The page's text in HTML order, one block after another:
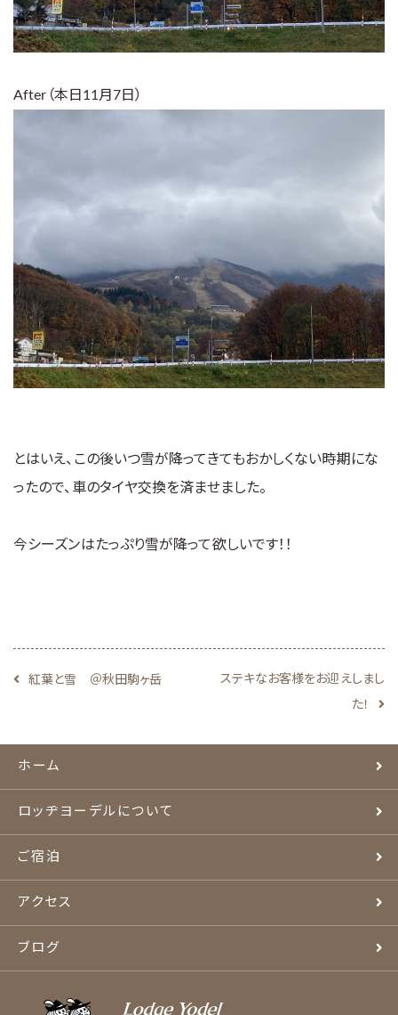
After（本日11月7日）
とはいえ、この後いつ雪が降ってきてもおかしくない時期にな
ったので、車のタイヤ交換を済ませました。
今シーズンはたっぷり雪が降って欲しいです！！
紅葉と雪 ＠秋田駒ヶ岳 ステキなお客様をお迎えしまし
た！
ホーム
ロッヂヨーデルについて
ご宿泊
アクセス
ブログ